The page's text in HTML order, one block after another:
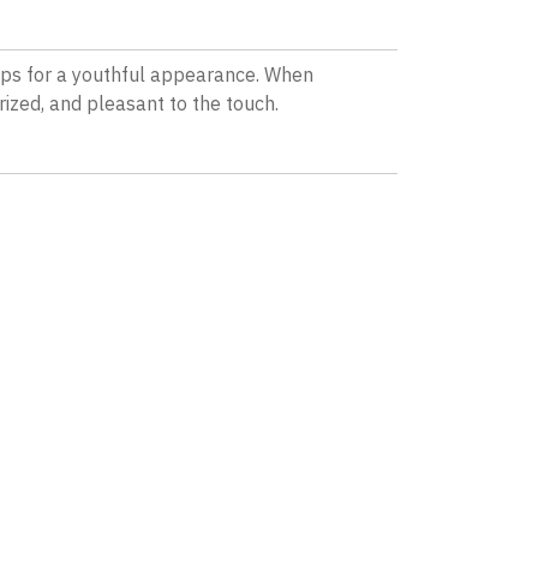
for a youthful appearance. When
and pleasant to the touch.